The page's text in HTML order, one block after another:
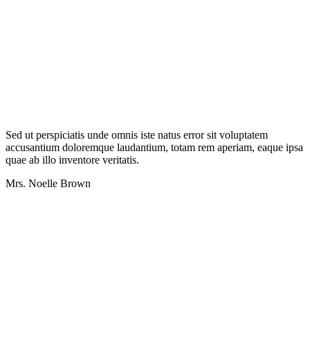
Sed ut perspiciatis unde omnis iste natus error sit voluptatem
accusantium doloremque laudantium, totam rem aperiam, eaque ipsa
quae ab illo inventore veritatis.
Mrs. Noelle Brown